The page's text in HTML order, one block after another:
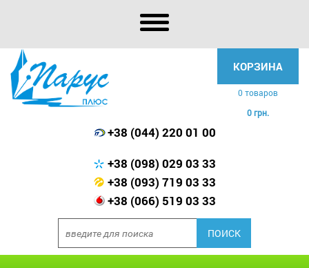
КОРЗИНА
0 товаров
0 грн.
+38 (044) 220 01 00
+38 (098) 029 03 33
+38 (093) 719 03 33
+38 (066) 519 03 33